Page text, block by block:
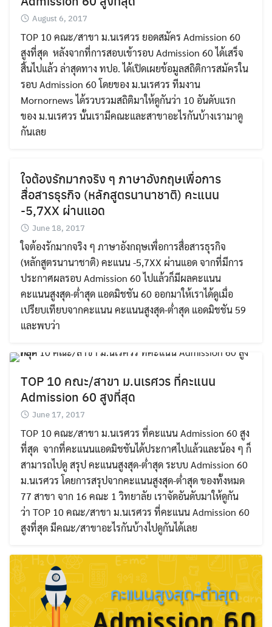
August 6, 2017
TOP 10 คณะ/สาขา ม.นเรศวร ยอดสมัคร Admission 60
สูงที่สุด หลังจากที่การสอบเข้ารอบ Admission 60 ได้เสร็จ
สิ้นไปแล้ว ล่าสุดทาง ทปอ. ได้เปิดเผยข้อมูลสถิติการสมัครใน
รอบ Admission 60 โดยของ ม.นเรศวร ทีมงาน
Mornornews ได้รวบรวมสถิติมาให้ดูกันว่า 10 อันดับแรก
ของ ม.นเรศวร นั้นเรามีคณะและสาขาอะไรกันบ้างเรามาดู
กันเลย
ใจต้องรักมากจริง ๆ ภาษาอังกฤษเพื่อการ
สื่อสารธุรกิจ (หลักสูตรนานาชาติ) คะแนน
-5,7XX ผ่านแอด
June 18, 2017
ใจต้องรักมากจริง ๆ ภาษาอังกฤษเพื่อการสื่อสารธุรกิจ
(หลักสูตรนานาชาติ) คะแนน -5,7XX ผ่านแอด จากที่มีการ
ประกาศผลรอบ Admission 60 ไปแล้วก็มีผลคะแนน
คะแนนสูงสุด-ต่ำสุด แอดมิชชัน 60 ออกมาให้เราได้ดูเมื่อ
เปรียบเทียบจากคะแนน คะแนนสูงสุด-ต่ำสุด แอดมิชชัน 59
และพบว่า
TOP 10 คณะ/สาขา ม.นเรศวร ที่คะแนน
Admission 60 สูงที่สุด
June 17, 2017
TOP 10 คณะ/สาขา ม.นเรศวร ที่คะแนน Admission 60 สูง
ที่สุด จากที่คะแนนแอดมิชชันได้ประกาศไปแล้วและน้อง ๆ ก็
สามารถไปดู สรุป คะแนนสูงสุด-ต่ำสุด ระบบ Admission 60
ม.นเรศวร โดยการสรุปจากคะแนนสูงสุด-ต่ำสุด ของทั้งหมด
77 สาขา จาก 16 คณะ 1 วิทยาลัย เราจัดอันดับมาให้ดูกัน
ว่า TOP 10 คณะ/สาขา ม.นเรศวร ที่คะแนน Admission 60
สูงที่สุด มีคณะ/สาขาอะไรกันบ้างไปดูกันได้เลย